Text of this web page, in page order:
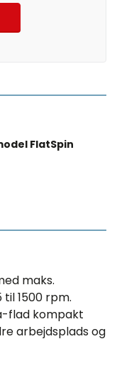
FlatSpin
maks.
1500 rpm.
flad kompakt
arbejdsplads og